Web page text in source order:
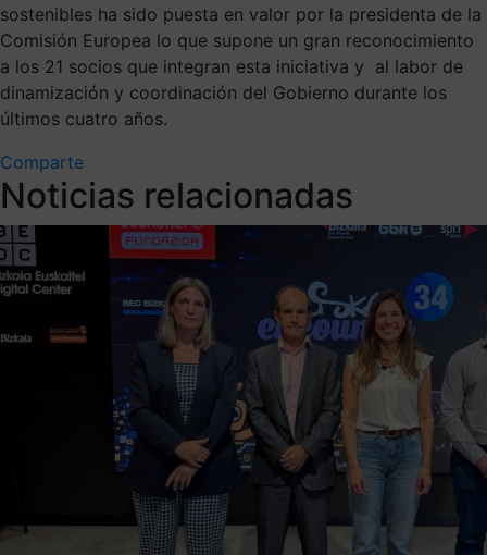
sostenibles ha sido puesta en valor por la presidenta de la
Comisión Europea lo que supone un gran reconocimiento
a los 21 socios que integran esta iniciativa y al labor de
dinamización y coordinación del Gobierno durante los
últimos cuatro años.
Comparte
Noticias relacionadas